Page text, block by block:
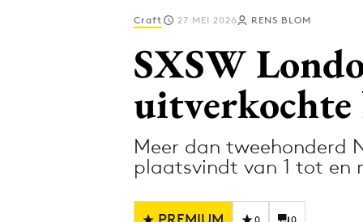
Design
Digital
Diversiteit
Craft 27 MEI 2026 RENS BLOM
SXSW
Meer dan tweehonderd
plaatsvindt van 1 tot en
0 0